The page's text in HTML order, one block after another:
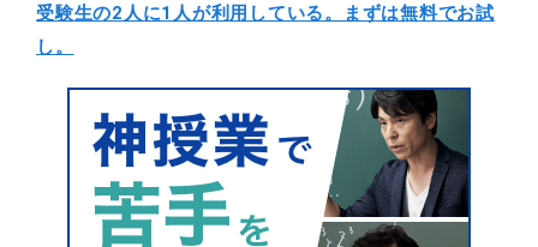
受験生の2人に1人が利用している。まずは無料でお試
し。